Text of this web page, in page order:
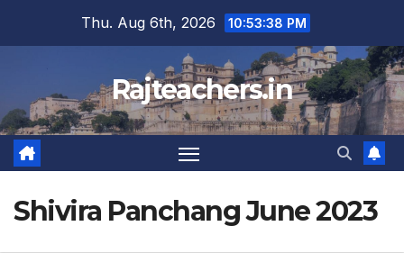
Thu. Aug 6th, 2026 10:53:38 PM
Rajteachers.in
Shivira Panchang June 2023